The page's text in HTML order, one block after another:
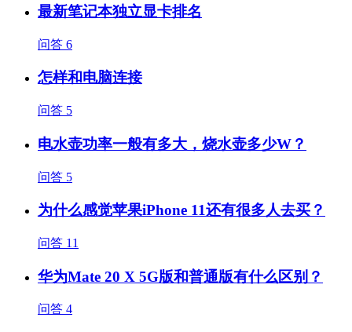
最新笔记本独立显卡排名
问答 6
怎样和电脑连接
问答 5
电水壶功率一般有多大，烧水壶多少W？
问答 5
为什么感觉苹果iPhone 11还有很多人去买？
问答 11
华为Mate 20 X 5G版和普通版有什么区别？
问答 4